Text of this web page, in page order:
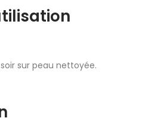
sur peau nettoyée.